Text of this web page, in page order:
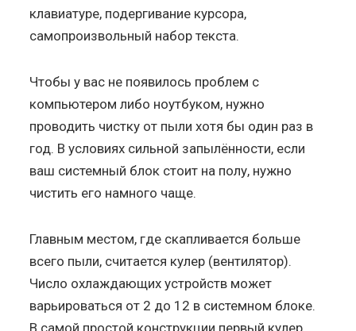
клавиатуре, подергивание курсора,
самопроизвольный набор текста.
Чтобы у вас не появилось проблем с
компьютером либо ноутбуком, нужно
проводить чистку от пыли хотя бы один раз в
год. В условиях сильной запылённости, если
ваш системный блок стоит на полу, нужно
чистить его намного чаще.
Главным местом, где скапливается больше
всего пыли, считается кулер (вентилятор).
Число охлаждающих устройств может
варьироваться от 2 до 12 в системном блоке.
В самой простой конструкции первый кулер